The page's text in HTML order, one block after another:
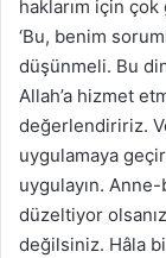
haklarım için
‘Bu, benim
düşünmeli. Bu
Allah’a hizmet
değerlendiririz.
uygulamaya
uygulayın. Anne-
düzeltiyor
değilsiniz. Hâla